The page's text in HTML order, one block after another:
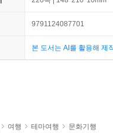
9791124087701
본 도서는 AI를 활용해 제
여행 테마여행 문화기행